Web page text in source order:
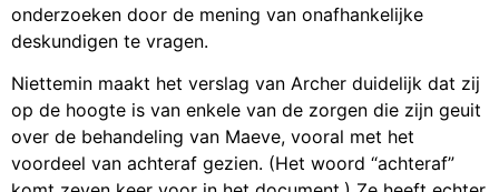
onderzoeken door de mening van onafhankelijke
deskundigen te vragen.
Niettemin maakt het verslag van Archer duidelijk dat zij
op de hoogte is van enkele van de zorgen die zijn geuit
over de behandeling van Maeve, vooral met het
voordeel van achteraf gezien. (Het woord “achteraf”